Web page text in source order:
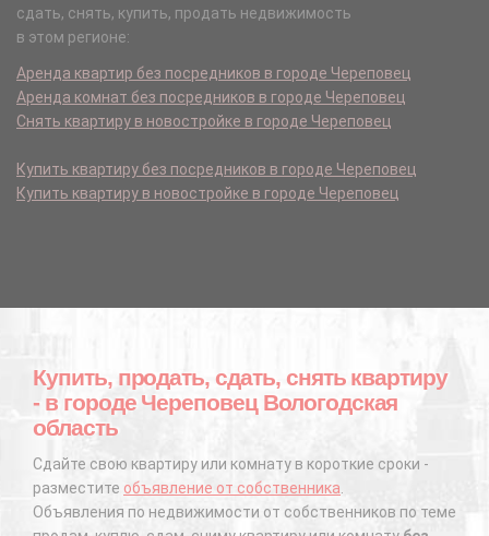
сдать, снять, купить, продать недвижимость
в этом регионе:
Аренда квартир без посредников в городе Череповец
Аренда комнат без посредников в городе Череповец
Снять квартиру в новостройке в городе Череповец
Купить квартиру без посредников в городе Череповец
Купить квартиру в новостройке в городе Череповец
Купить, продать, сдать, снять квартиру
- в городе Череповец Вологодская
область
Сдайте свою квартиру или комнату в короткие сроки -
разместите объявление от собственника.
Объявления по недвижимости от собственников по теме